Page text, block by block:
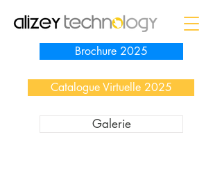
Brochure 2025
Galerie
Catalogue Virtuelle 2025